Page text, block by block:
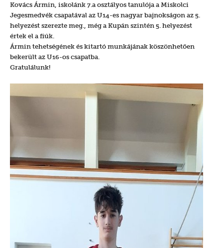
Kovács Ármin, iskolánk 7.a osztályos tanulója a Miskolci
Jegesmedvék csapatával az U14-es nagyar bajnokságon az 5.
helyezést szerezte meg., még a Kupán szintén 5. helyezést
értek el a fiúk.
Ármin tehetségének és kitartó munkájának köszönhetően
bekerült az U16-os csapatba.
Gratulálunk!